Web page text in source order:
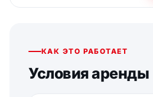
КАК ЭТО РАБОТАЕТ
Условия аренды